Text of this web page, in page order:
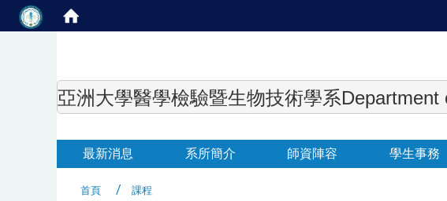
亞洲大學醫學檢驗暨生物技術學系
最新消息 系所簡介 師資陣容 學生事務
首頁 課程